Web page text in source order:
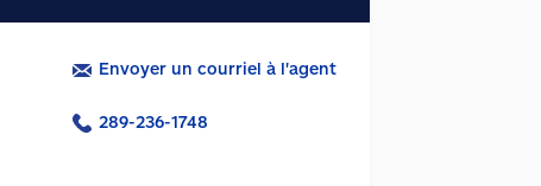
Envoyer un courriel à l'agent
289-236-1748